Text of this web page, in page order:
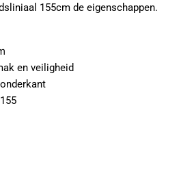
155cm de eigenschappen.
en veiligheid